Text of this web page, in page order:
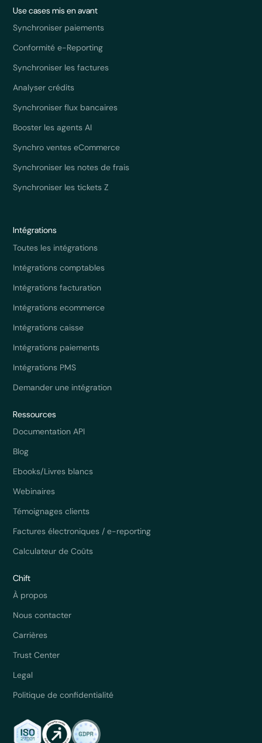
Use cases mis en avant
Synchroniser paiements
Conformité e-Reporting
Synchroniser les factures
Analyser crédits
Synchroniser flux bancaires
Booster les agents AI
Synchro ventes eCommerce
Synchroniser les notes de frais
Synchroniser les tickets Z
Intégrations
Toutes les intégrations
Intégrations comptables
Intégrations facturation
Intégrations ecommerce
Intégrations caisse
Intégrations paiements
Intégrations PMS
Demander une intégration
Ressources
Documentation API
Blog
Ebooks/Livres blancs
Webinaires
Témoignages clients
Factures électroniques / e-reporting
Calculateur de Coûts
Chift
À propos
Nous contacter
Carrières
Trust Center
Legal
Politique de confidentialité